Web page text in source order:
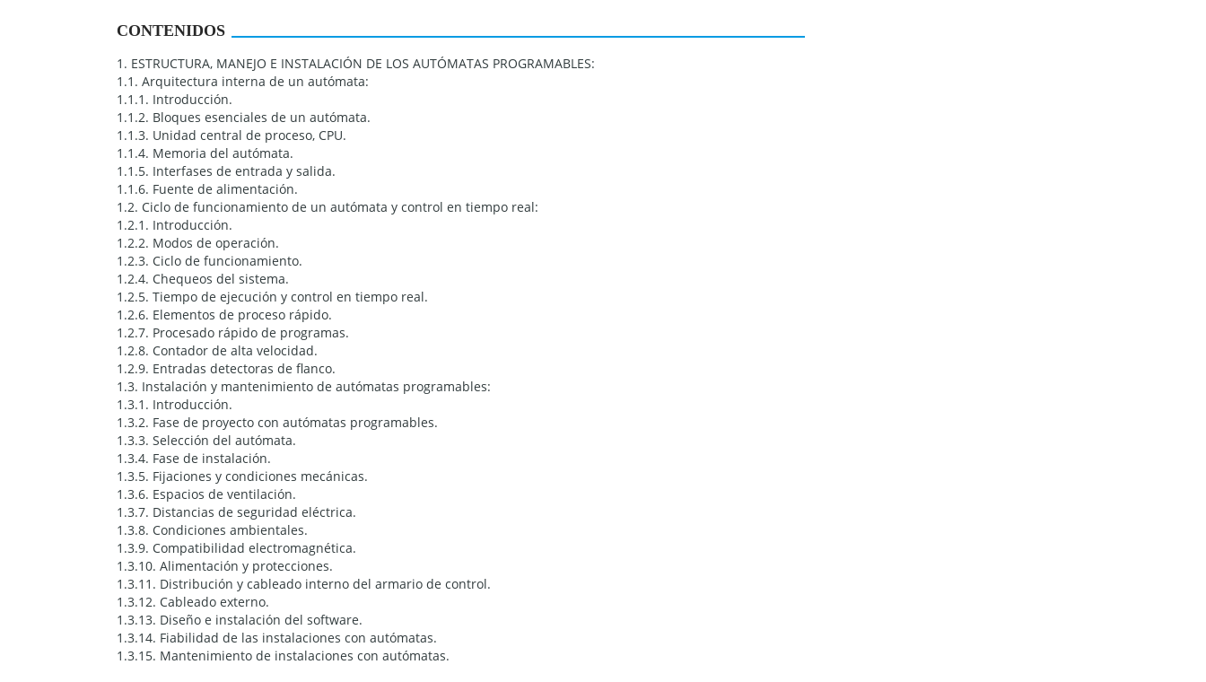
CONTENIDOS
1. ESTRUCTURA, MANEJO E INSTALACIÓN DE LOS AUTÓMATAS PROGRAMABLES:
1.1. Arquitectura interna de un autómata:
1.1.1. Introducción.
1.1.2. Bloques esenciales de un autómata.
1.1.3. Unidad central de proceso, CPU.
1.1.4. Memoria del autómata.
1.1.5. Interfases de entrada y salida.
1.1.6. Fuente de alimentación.
1.2. Ciclo de funcionamiento de un autómata y control en tiempo real:
1.2.1. Introducción.
1.2.2. Modos de operación.
1.2.3. Ciclo de funcionamiento.
1.2.4. Chequeos del sistema.
1.2.5. Tiempo de ejecución y control en tiempo real.
1.2.6. Elementos de proceso rápido.
1.2.7. Procesado rápido de programas.
1.2.8. Contador de alta velocidad.
1.2.9. Entradas detectoras de flanco.
1.3. Instalación y mantenimiento de autómatas programables:
1.3.1. Introducción.
1.3.2. Fase de proyecto con autómatas programables.
1.3.3. Selección del autómata.
1.3.4. Fase de instalación.
1.3.5. Fijaciones y condiciones mecánicas.
1.3.6. Espacios de ventilación.
1.3.7. Distancias de seguridad eléctrica.
1.3.8. Condiciones ambientales.
1.3.9. Compatibilidad electromagnética.
1.3.10. Alimentación y protecciones.
1.3.11. Distribución y cableado interno del armario de control.
1.3.12. Cableado externo.
1.3.13. Diseño e instalación del software.
1.3.14. Fiabilidad de las instalaciones con autómatas.
1.3.15. Mantenimiento de instalaciones con autómatas.